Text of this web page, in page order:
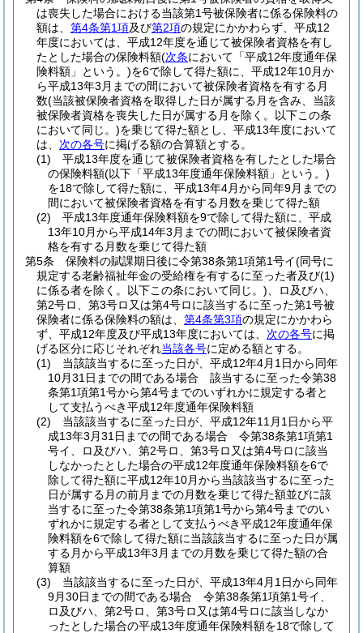
は喪失した場合における当該第1号被保険者に係る保険料の
額は、 第4条第1項及び第2項の規定にかかわらず、平成12
年度においては、平成12年度を通じて被保険者資格を有し
たとした場合の保険料額(次条において「平成12年度通年保
険料額」という。)を6で除して得た額に、平成12年10月か
ら平成13年3月までの間において被保険者資格を有する月
数(当該被保険者資格を取得した日が属する月を含み、当該
被保険者資格を喪失した日が属する月を除く。以下この条
において同じ。)を乗じて得た額とし、平成13年度において
は、 次の各号に掲げる額の合算額とする。
(1)
平成13年度を通じて被保険者資格を有したとした場合
の保険料額(以下「平成13年度通年保険料額」という。)
を18で除して得た額に、平成13年4月から同年9月までの
間において被保険者資格を有する月数を乗じて得た額
(2)
平成13年度通年保険料額を9で除して得た額に、平成
13年10月から平成14年3月までの間において被保険者資
格を有する月数を乗じて得た額
第5条
保険料の賦課期日後に令第38条第1項第1号イ(同号に
規定する老齢福祉年金の受給権を有するに至った者及び(1)
に係る者を除く。以下この条において同じ。) 、ロ及びハ、
第2号ロ、第3号ロ又は第4号ロに該当するに至った第1号被
保険者に係る保険料の額は、 第4条第3項の規定にかかわら
ず、平成12年度及び平成13年度においては、 次の各号に掲
げる区分に応じそれぞれ当該各号に定める額とする。
(1)
当該該当するに至った日が、平成12年4月1日から同年
10月31日までの間である場合 該当するに至った令第38
条第1項第1号から第4号までのいずれかに規定する者と
して支払うべき平成12年度通年保険料額
(2)
当該該当するに至った日が、平成12年11月1日から平
成13年3月31日までの間である場合 令第38条第1項第1
号イ、ロ及びハ、第2号ロ、第3号ロ又は第4号ロに該当
しなかったとした場合の平成12年度通年保険料額を6で
除して得た額に平成12年10月から当該該当するに至った
日が属する月の前月までの月数を乗じて得た額並びに該
当するに至った令第38条第1項第1号から第4号までのい
ずれかに規定する者として支払うべき平成12年度通年保
険料額を6で除して得た額に当該該当するに至った日が属
する月から平成13年3月までの月数を乗じて得た額の合
算額
(3)
当該該当するに至った日が、平成13年4月1日から同年
9月30日までの間である場合 令第38条第1項第1号イ、
ロ及びハ、第2号ロ、第3号ロ又は第4号ロに該当しなか
ったとした場合の平成13年度通年保険料額を18で除して